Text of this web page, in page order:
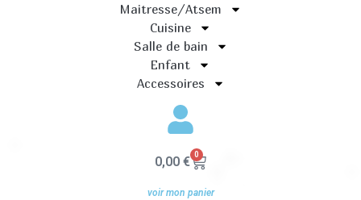
Maitresse/Atsem
Cuisine
Salle de bain
Enfant
Accessoires
0,00 € 0
Panier
voir mon panier